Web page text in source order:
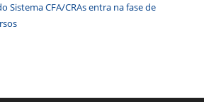
Sistema CFA/CRAs entra na fase de